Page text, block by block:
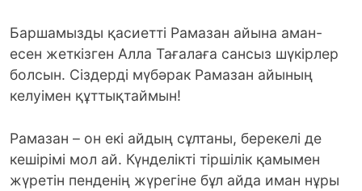
Баршамызды қасиетті Рамазан айына аман-
есен жеткізген Алла Тағалаға сансыз шүкірлер
болсын. Сіздерді мүбәрак Рамазан айының
келуімен құттықтаймын!
Рамазан – он екі айдың сұлтаны, берекелі де
кешірімі мол ай. Күнделікті тіршілік қамымен
жүретін пенденің жүрегіне бұл айда иман нұры